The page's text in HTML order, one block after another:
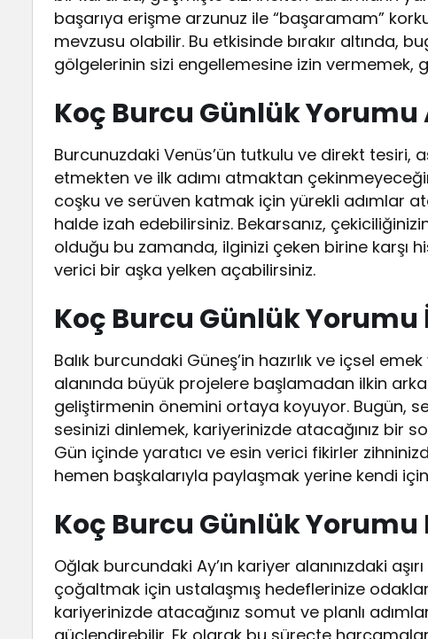
başarıya erişme arzunuz ile “başaramam”
mevzusu olabilir. Bu etkisinde bırakır altında,
gölgelerinin sizi engellemesine izin vermemek,
Koç Burcu Günlük Yorumu
Burcunuzdaki Venüs’ün tutkulu ve direkt tesiri,
etmekten ve ilk adımı atmaktan
coşku ve serüven katmak için yürekli adımlar
halde izah edebilirsiniz. Bekarsanız,
olduğu bu zamanda, ilginizi çeken birine karşı
verici bir aşka yelken açabilirsiniz.
Koç Burcu Günlük Yorumu
Balık burcundaki Güneş’in hazırlık ve içsel
alanında büyük projelere başlamadan ilkin
geliştirmenin önemini ortaya koyuyor. Bugün,
sesinizi dinlemek, kariyerinizde atacağınız bir
Gün içinde yaratıcı ve esin verici fikirler
hemen başkalarıyla paylaşmak yerine kendi
Koç Burcu Günlük
Oğlak burcundaki Ay’ın kariyer alanınızdaki
çoğaltmak için ustalaşmış hedeflerinize
kariyerinizde atacağınız somut ve planlı